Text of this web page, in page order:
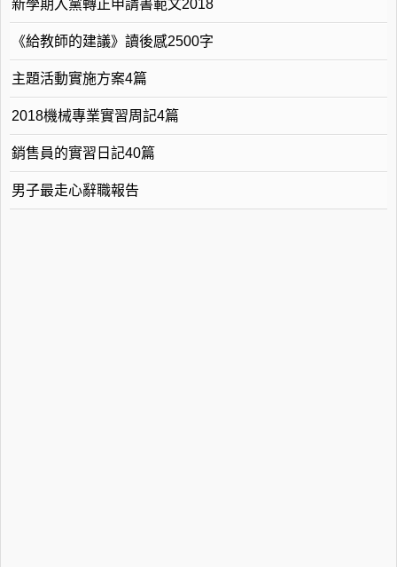
新學期入黨轉正申請書範文2018
《給教師的建議》讀後感2500字
主題活動實施方案4篇
2018機械專業實習周記4篇
銷售員的實習日記40篇
男子最走心辭職報告